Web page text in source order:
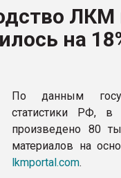
ЛКМ
на
По данным
статистики РФ,
произведено 80
материалов на
lkmportal.com.